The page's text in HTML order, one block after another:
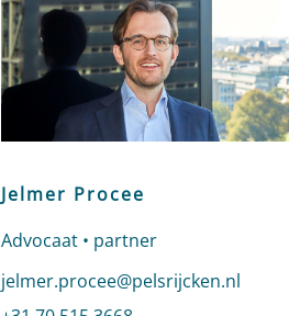
Jelmer Procee
Advocaat • partner
Stuur een e-mail naar Jelmer Procee
jelmer.procee@pelsrijcken.nl